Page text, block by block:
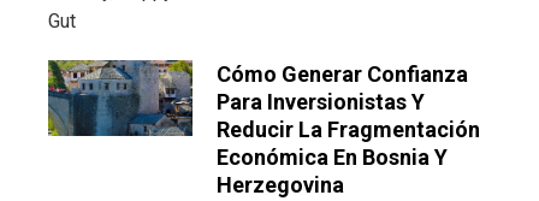
Cómo Generar Confianza
Para Inversionistas Y
Reducir La Fragmentación
Económica En Bosnia Y
Herzegovina